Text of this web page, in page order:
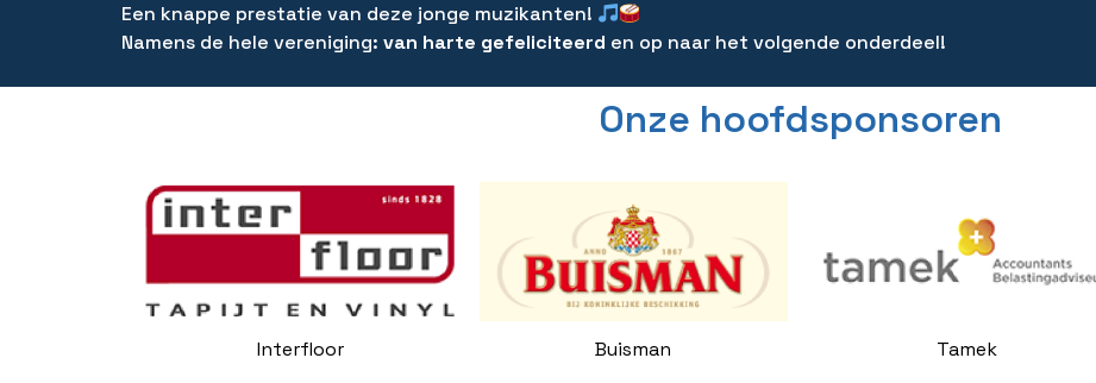
Een knappe prestatie van deze jonge muzikanten!
Namens de hele vereniging: van harte gefeliciteerd en op naar het volgende onderdeel!
Onze hoofdsponsoren
Interfloor Buisman Tamek